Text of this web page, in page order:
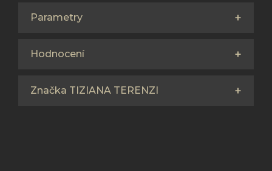
Parametry
Hodnocení
Značka TIZIANA TERENZI